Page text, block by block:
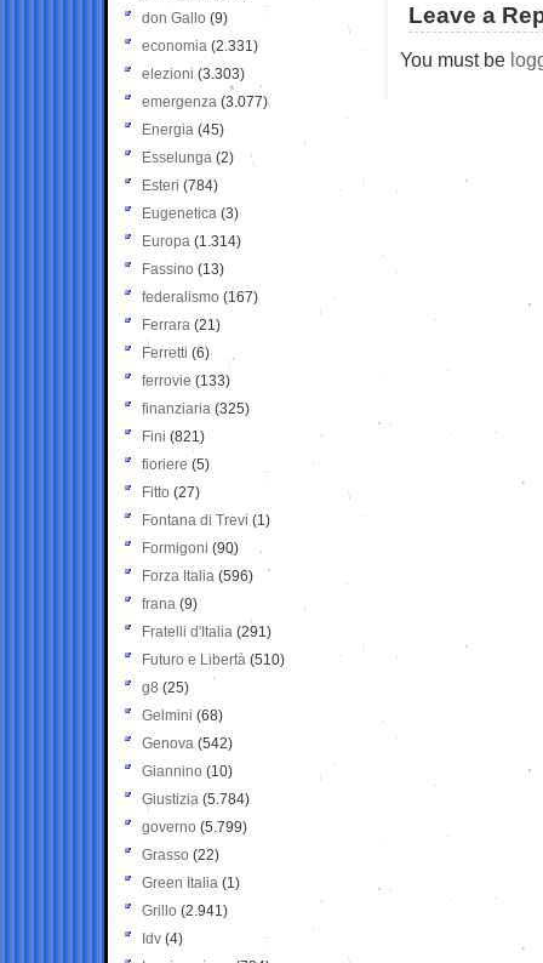
Leave a
You must be
don Gallo (9)
economia (2.331)
elezioni (3.303)
emergenza (3.077)
Energia (45)
Esselunga (2)
Esteri (784)
Eugenetica (3)
Europa (1.314)
Fassino (13)
federalismo (167)
Ferrara (21)
Ferretti (6)
ferrovie (133)
finanziaria (325)
Fini (821)
fioriere (5)
Fitto (27)
Fontana di Trevi (1)
Formigoni (90)
Forza Italia (596)
frana (9)
Fratelli d'Italia (291)
Futuro e Libertà (510)
g8 (25)
Gelmini (68)
Genova (542)
Giannino (10)
Giustizia (5.784)
governo (5.799)
Grasso (22)
Green Italia (1)
Grillo (2.941)
Idv (4)